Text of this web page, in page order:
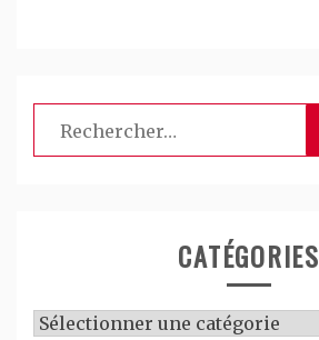
Rechercher :
CATÉGORIES
Catégories